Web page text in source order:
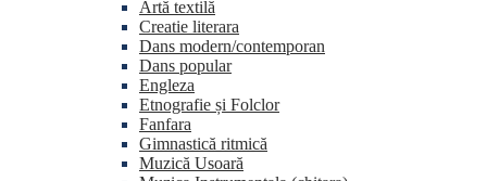
Artă textilă
Creatie literara
Dans modern/contemporan
Dans popular
Engleza
Etnografie și Folclor
Fanfara
Gimnastică ritmică
Muzică Usoară